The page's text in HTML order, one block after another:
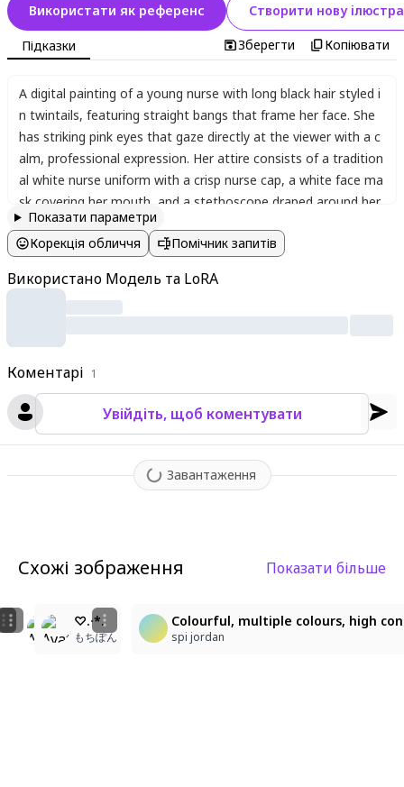
Коментарі 1
Увійдіть, щоб коментувати
Завантаження
Використати як референс Створити нову
Підказки Зберегти Копіювати
A digital painting of a young nurse with long black hair styled i
n twintails, featuring straight bangs that frame her face. She
has striking pink eyes that gaze directly at the viewer with a c
alm, professional expression. Her attire consists of a tradition
al white nurse uniform with a crisp nurse cap, a white face ma
sk covering her mouth and a stethoscope draped around her
neck. She wears delicate gold earrings and a small bandaid on
her cheek, adding subtle details to her appearance. In her glov
tting. The background is softly blurred
with faint hints of a sterile hospital environment. The art
work has a polished anime-inspired style, with smooth shadin
g and intricate details on her uniform folds
flective surface of the syringe.
Показати параметри
Корекція обличчя
Помічник запитів
Використано Модель та LoRA
Схожі зображення Показати більше
💉︎💕
もちぽん
1girl, masterpiece, best quality, ultra detailed,
のあ
♡.·*.
もちぽん
Colourful, multiple colours, high
spi jordan